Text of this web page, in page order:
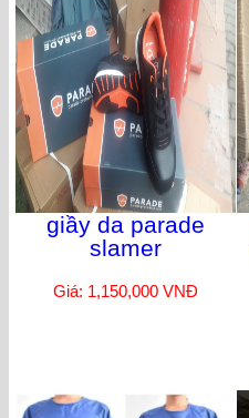
giầy da parade
slamer
Giá: 1,150,000 VNĐ